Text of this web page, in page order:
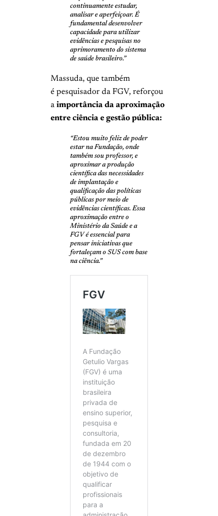
continuamente estudar,
analisar e aperfeiçoar. É
fundamental desenvolver
capacidade para utilizar
evidências e pesquisas no
aprimoramento do sistema
de saúde brasileiro.”
Massuda, que também
é pesquisador da FGV, reforçou
a importância da aproximação
entre ciência e gestão pública:
“Estou muito feliz de poder
estar na Fundação, onde
também sou professor, e
aproximar a produção
científica das necessidades
de implantação e
qualificação das políticas
públicas por meio de
evidências científicas. Essa
aproximação entre o
Ministério da Saúde e a
FGV é essencial para
pensar iniciativas que
fortaleçam o SUS com base
na ciência.”